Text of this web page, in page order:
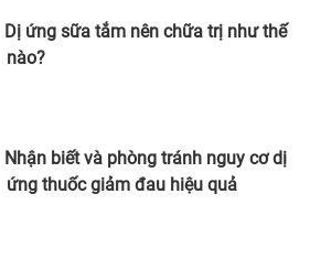
Dị ứng sữa tắm nên chữa trị như thế
nào?
Nhận biết và phòng tránh nguy cơ dị
ứng thuốc giảm đau hiệu quả